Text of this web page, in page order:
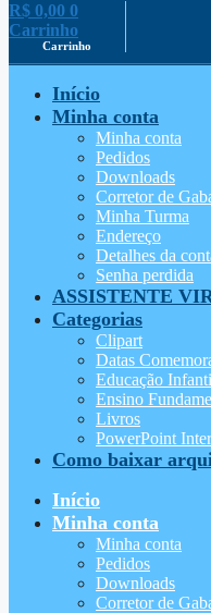
R$ 0,00 0
Carrinho
Carrinho
Início
Minha conta
Minha conta
Pedidos
Downloads
Corretor de
Minha Turma
Endereço
Detalhes da
Senha perdida
ASSISTENTE
Categorias
Clipart
Datas
Educação
Ensino
Livros
PowerPoint
Como baixar
Início
Minha conta
Minha conta
Pedidos
Downloads
Corretor de